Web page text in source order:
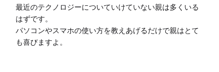
最近のテクノロジーについていけていない親は多くいる
はずです。
パソコンやスマホの使い方を教えあげるだけで親はとて
も喜びますよ。